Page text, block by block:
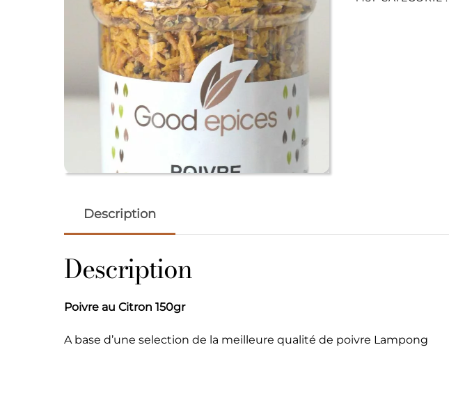
Description
Description
Poivre au Citron 150gr
A base d’une selection de la meilleure qualité de poivre Lampong